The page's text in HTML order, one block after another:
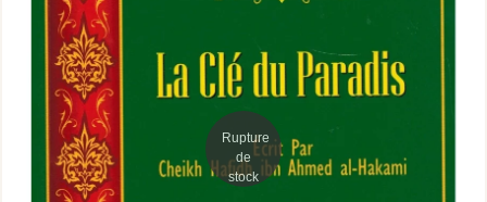
Rupture
de
stock